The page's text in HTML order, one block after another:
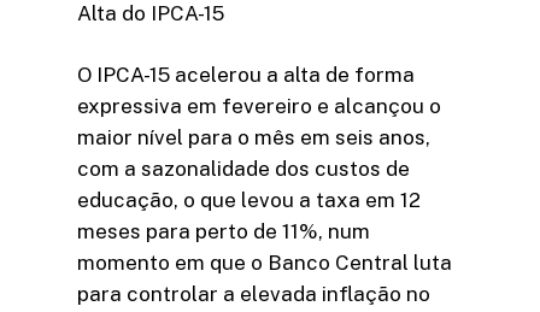
Alta do IPCA-15
O IPCA-15 acelerou a alta de forma
expressiva em fevereiro e alcançou o
maior nível para o mês em seis anos,
com a sazonalidade dos custos de
educação, o que levou a taxa em 12
meses para perto de 11%, num
momento em que o Banco Central luta
para controlar a elevada inflação no